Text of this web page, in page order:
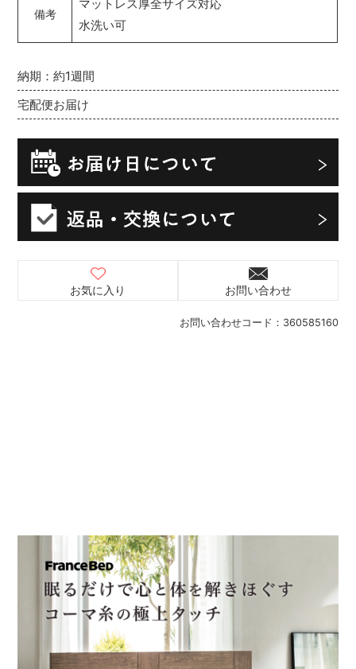
お問い合わせコード： 360585160
納期：約1週間
宅配便お届け
お気に入り お問い合わせ
備考
マットレス厚全サイズ対応
水洗い可